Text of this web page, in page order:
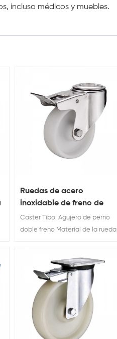
incluso médicos y muebles.
Ruedas de acero
inoxidable de freno de
orificio de nylon blanco
Caster Tipo: Agujero de perno
doble freno Material de la rueda
120 / 150 kg